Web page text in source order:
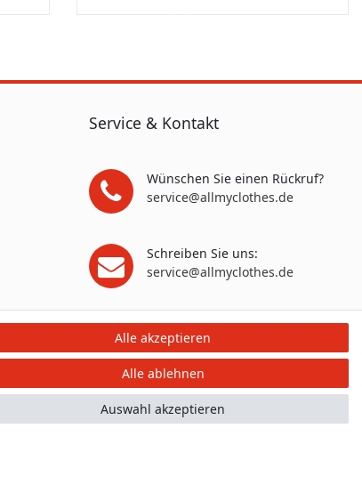
Service & Kontakt
Wünschen Sie einen Rückruf?
service@allmyclothes.de
Schreiben Sie uns:
service@allmyclothes.de
Alle akzeptieren
Alle ablehnen
Auswahl akzeptieren